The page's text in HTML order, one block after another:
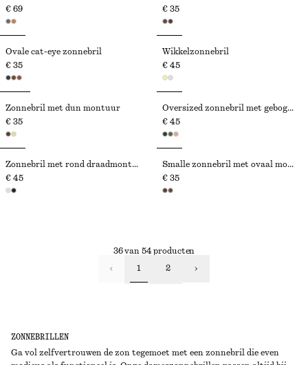
ZONNEBRILLEN
Ga vol zelfvertrouwen de zon tegemoet met een zonnebril die even
€ 69
€ 35
Ovale cat-eye zonnebril
€ 35
Wikkelzonnebril
€ 45
Zonnebril met dun montuur
€ 35
Oversized zonnebril met gebogen montuur
€ 45
Zonnebril met rond draadmontuur
€ 45
Smalle zonnebril met ovaal montuur
€ 35
36 van 54 producten
1 2